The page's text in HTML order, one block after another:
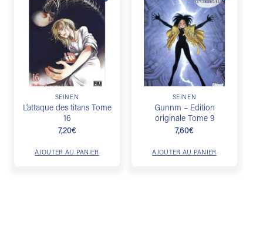
Ajouter
à la
SEINEN
L’attaque des titans Tome
16
7,20€
AJOUTER AU PANIER
Ajouter
à la
liste de
souhaits
SEINEN
Gunnm – Edition
originale Tome 9
7,60€
AJOUTER AU PANIER